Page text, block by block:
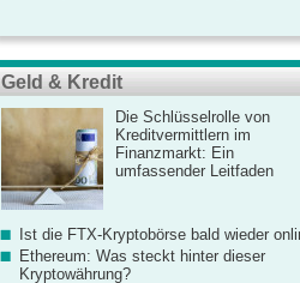
Geld & Kredit
Die Schlüsselrolle von
Kreditvermittlern im
Finanzmarkt: Ein
umfassender Leitfaden
Ist die FTX-Kryptobörse bald wieder
Ethereum: Was steckt hinter dieser
Kryptowährung?